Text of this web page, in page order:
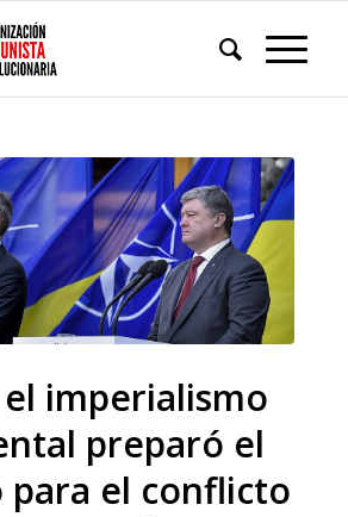
imperialismo
preparó el
el conflicto